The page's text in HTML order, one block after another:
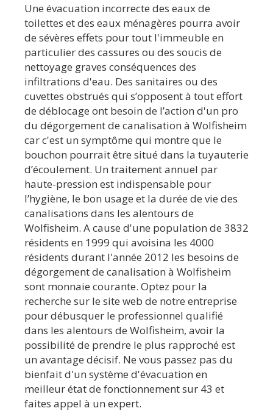
Une évacuation incorrecte des eaux de
toilettes et des eaux ménagères pourra avoir
de sévères effets pour tout l'immeuble en
particulier des cassures ou des soucis de
nettoyage graves conséquences des
infiltrations d'eau. Des sanitaires ou des
cuvettes obstrués qui s’opposent à tout effort
de déblocage ont besoin de l’action d'un pro
du dégorgement de canalisation à Wolfisheim
car c'est un symptôme qui montre que le
bouchon pourrait être situé dans la tuyauterie
d’écoulement. Un traitement annuel par
haute-pression est indispensable pour
l’hygiène, le bon usage et la durée de vie des
canalisations dans les alentours de
Wolfisheim. A cause d'une population de 3832
résidents en 1999 qui avoisina les 4000
résidents durant l'année 2012 les besoins de
dégorgement de canalisation à Wolfisheim
sont monnaie courante. Optez pour la
recherche sur le site web de notre entreprise
pour débusquer le professionnel qualifié
dans les alentours de Wolfisheim, avoir la
possibilité de prendre le plus rapproché est
un avantage décisif. Ne vous passez pas du
bienfait d'un système d'évacuation en
meilleur état de fonctionnement sur 43 et
faites appel à un expert.